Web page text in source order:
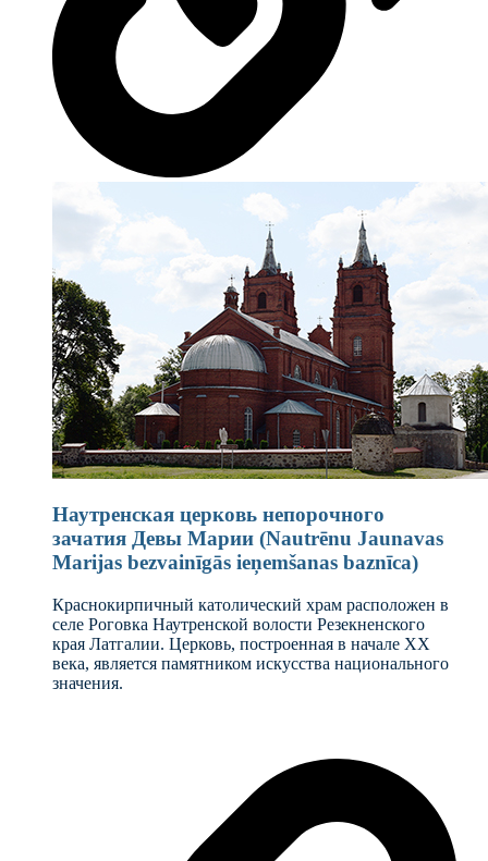
Наутренская церковь непорочного
зачатия Девы Марии (Nautrēnu Jaunavas
Marijas bezvainīgās ieņemšanas baznīca)
Краснокирпичный католический храм расположен в
селе Роговка Наутренской волости Резекненского
края Латгалии. Церковь, построенная в начале XX
века, является памятником искусства национального
значения.